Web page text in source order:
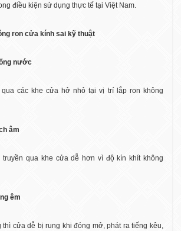
điều kiện sử dụng thực tế tại Việt Nam.
ron cửa kính sai kỹ thuật
nước
các khe cửa hở nhỏ tại vị trí lắp ron không
âm
truyền qua khe cửa dễ hơn vì độ kín khít không
êm
thì cửa dễ bị rung khi đóng mở, phát ra tiếng kêu,